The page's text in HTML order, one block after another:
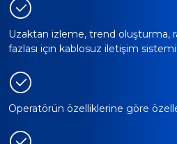
Uzaktan izleme, trend oluşturma,
fazlası için kablosuz iletişim sistemi.
Operatörün özelliklerine göre